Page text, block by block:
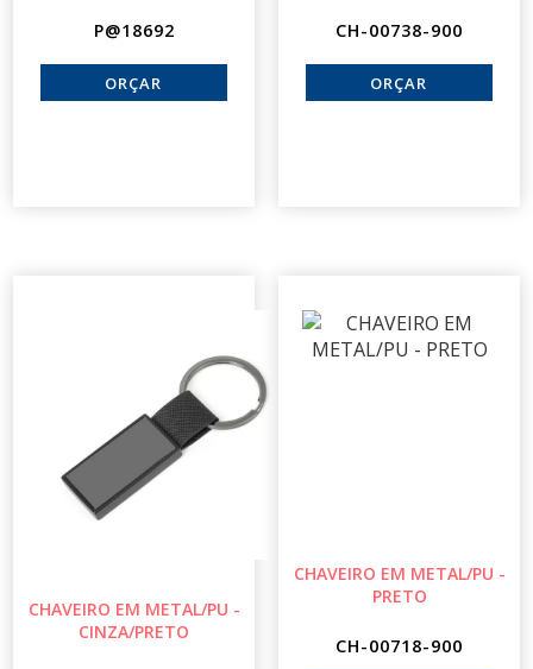
P@18692 CH-00738-900
CHAVEIRO EM METAL/PU -
CINZA/PRETO
CHAVEIRO EM METAL/PU -
PRETO
CH-00718-900